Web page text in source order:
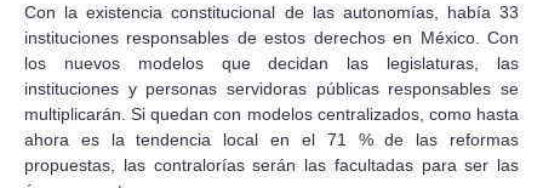
Con la existencia constitucional de las autonomías, había 33
instituciones responsables de estos derechos en México. Con
los nuevos modelos que decidan las legislaturas, las
instituciones y personas servidoras públicas responsables se
multiplicarán. Si quedan con modelos centralizados, como hasta
ahora es la tendencia local en el 71 % de las reformas
propuestas, las contralorías serán las facultadas para ser las